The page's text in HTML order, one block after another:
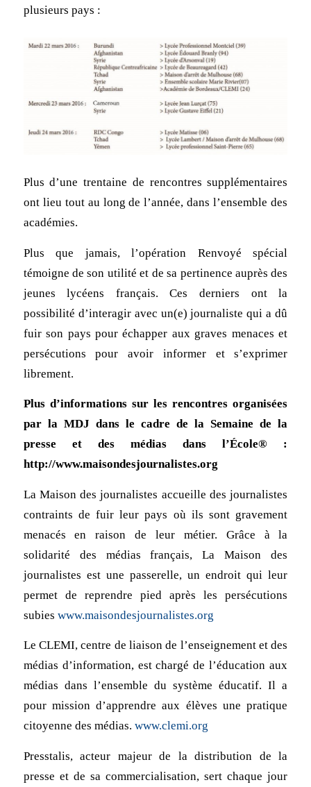
plusieurs pays :
Plus d’une trentaine de rencontres supplémentaires
ont lieu tout au long de l’année, dans l’ensemble des
académies.
Plus que jamais, l’opération Renvoyé spécial
témoigne de son utilité et de sa pertinence auprès des
jeunes lycéens français. Ces derniers ont la
possibilité d’interagir avec un(e) journaliste qui a dû
fuir son pays pour échapper aux graves menaces et
persécutions pour avoir informer et s’exprimer
librement.
Plus d’informations sur les rencontres organisées
par la MDJ dans le cadre de la Semaine de la
presse et des médias dans l’École® :
http://www.maisondesjournalistes.org
La Maison des journalistes accueille des journalistes
contraints de fuir leur pays où ils sont gravement
menacés en raison de leur métier. Grâce à la
solidarité des médias français, La Maison des
journalistes est une passerelle, un endroit qui leur
permet de reprendre pied après les persécutions
subies www.maisondesjournalistes.org
Le CLEMI, centre de liaison de l’enseignement et des
médias d’information, est chargé de l’éducation aux
médias dans l’ensemble du système éducatif. Il a
pour mission d’apprendre aux élèves une pratique
citoyenne des médias. www.clemi.org
Presstalis, acteur majeur de la distribution de la
presse et de sa commercialisation, sert chaque jour